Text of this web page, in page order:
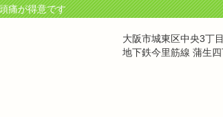
痛が得意です
大阪市城東区中央3丁
地下鉄今里筋線 蒲生